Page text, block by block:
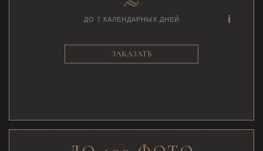
ДО 7 КАЛЕНДАРНЫХ ДНЕЙ
ЗАКАЗАТЬ